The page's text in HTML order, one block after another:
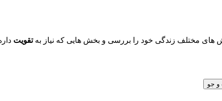
های مختلف زندگی خود را بررسی و بخش هایی که نیاز بهتقویت
جو